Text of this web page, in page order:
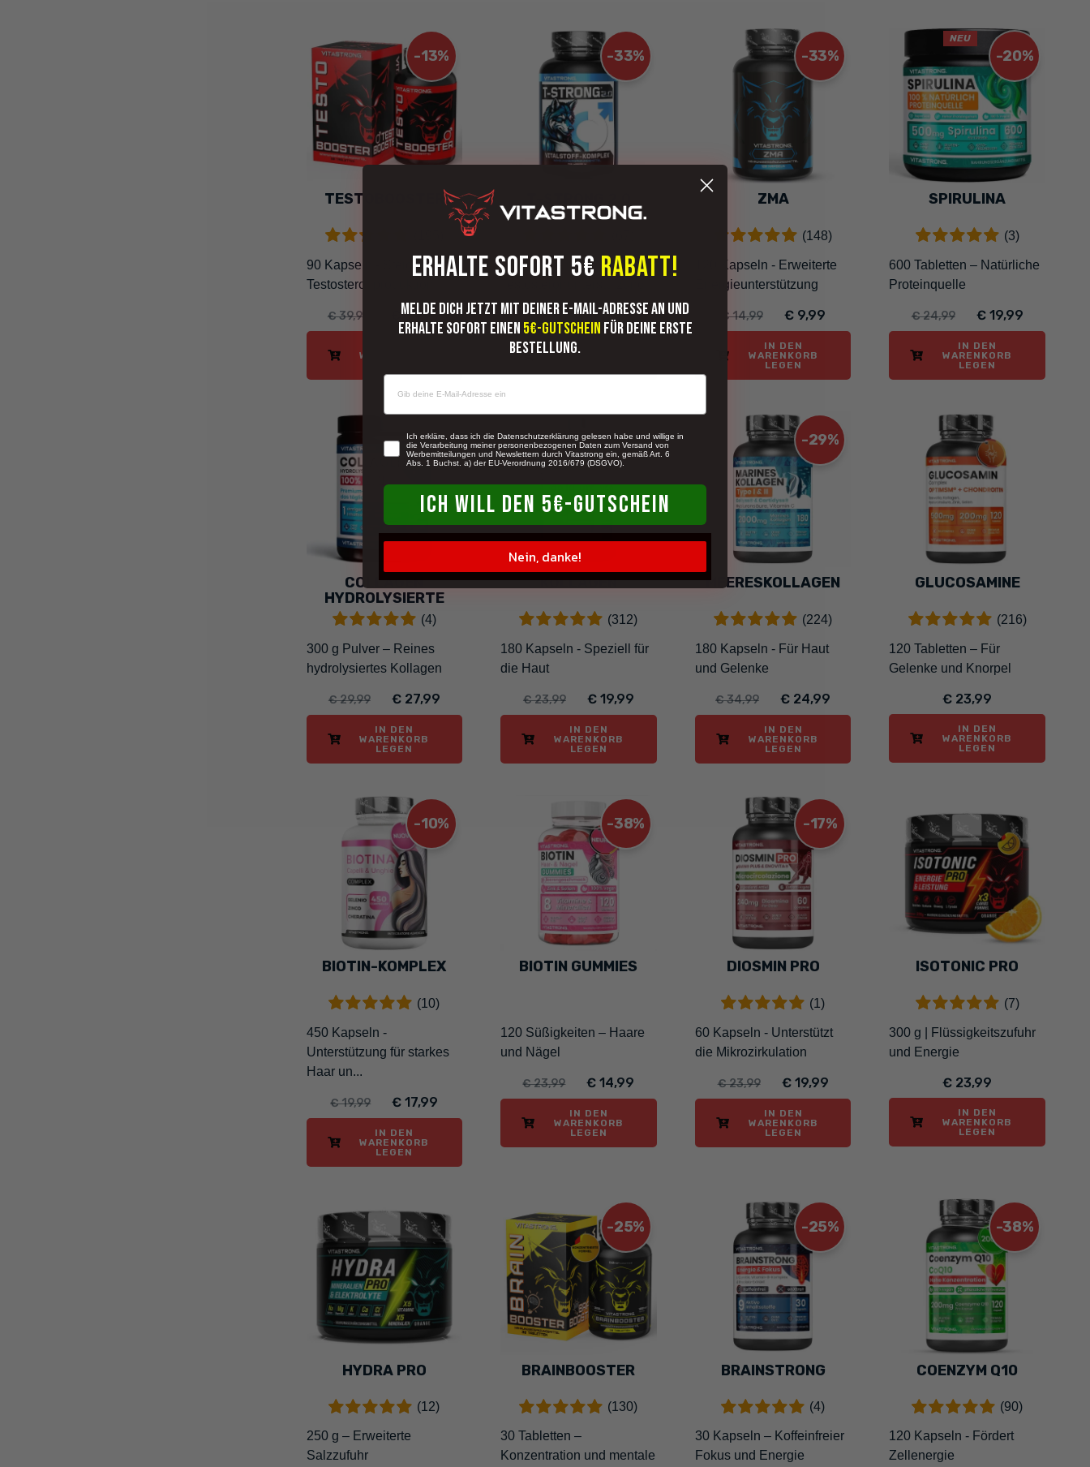
-13%
TESTOBOOSTER
90 Kapseln - Steigert die
Testosteronproduktion
€ 39,99 € 34,99
WARENKORB
-33%
120 Kapseln -
€ 29,99 € 19,99
IN DEN
WARENKORB
-33%
ZMA
(148)
120 Kapseln - Erweiterte
Energieunterstützung
€ 14,99 € 9,99
IN DEN
WARENKORB
LEGEN
-20%
NEU
SPIRULINA
(3)
600 Tabletten – Natürliche
Proteinquelle
€ 24,99 € 19,99
IN DEN
WARENKORB
LEGEN
-7%
COLLAGEN
HYDROLYSIERTE
(4)
300 g Pulver – Reines
hydrolysiertes Kollagen
€ 29,99 € 27,99
IN DEN
WARENKORB
LEGEN
-17%
KOLLAGEN
(312)
180 Kapseln - Speziell für
die Haut
€ 23,99 € 19,99
IN DEN
WARENKORB
LEGEN
-29%
MEERESKOLLAGEN
(224)
180 Kapseln - Für Haut
und Gelenke
€ 34,99 € 24,99
IN DEN
WARENKORB
LEGEN
GLUCOSAMINE
(216)
120 Tabletten – Für
Gelenke und Knorpel
€ 23,99
IN DEN
WARENKORB
LEGEN
-10%
BIOTIN-KOMPLEX
(10)
450 Kapseln -
Unterstützung für starkes
Haar un...
€ 19,99 € 17,99
IN DEN
WARENKORB
LEGEN
-38%
BIOTIN GUMMIES
120 Süßigkeiten – Haare
und Nägel
€ 23,99 € 14,99
IN DEN
WARENKORB
LEGEN
-17%
DIOSMIN PRO
(1)
60 Kapseln - Unterstützt
die Mikrozirkulation
€ 23,99 € 19,99
IN DEN
WARENKORB
LEGEN
ISOTONIC PRO
(7)
300 g | Flüssigkeitszufuhr
und Energie
€ 23,99
IN DEN
WARENKORB
LEGEN
HYDRA PRO
(12)
250 g – Erweiterte
Salzzufuhr
-25%
BRAINBOOSTER
(130)
30 Tabletten –
Konzentration und mentale
-25%
BRAINSTRONG
(4)
30 Kapseln – Koffeinfreier
Fokus und Energie
-38%
COENZYM Q10
(90)
120 Kapseln - Fördert
Zellenergie
ERHALTE SOFORT 5€ RABATT!
Melde dich jetzt mit deiner E-Mail-Adresse an und
erhalte sofort einen 5€-Gutschein für deine erste
Bestellung.
newsletterIch erkläre, dass ich die Datenschutzerklärung gelesen habe und willige in
die Verarbeitung meiner personenbezogenen Daten zum Versand von
Werbemitteilungen und Newslettern durch Vitastrong ein, gemäß Art. 6
Abs. 1 Buchst. a) der EU-Verordnung 2016/679 (DSGVO).
ICH WILL DEN 5€-GUTSCHEIN
Nein, danke!